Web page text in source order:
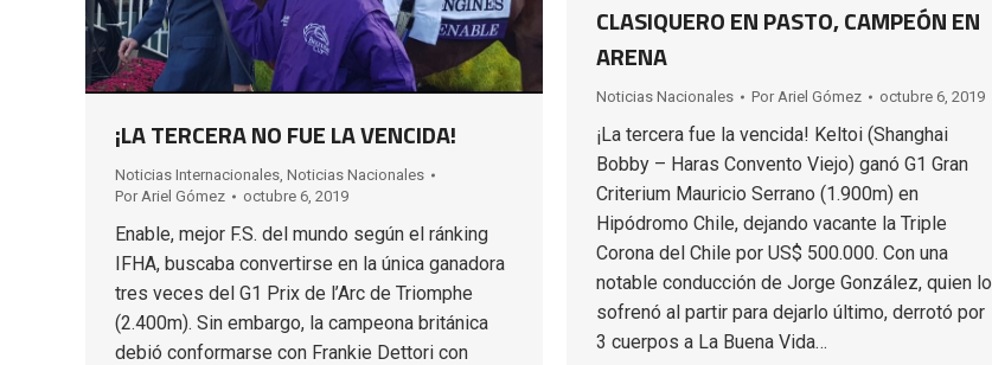
¡LA TERCERA NO FUE LA VENCIDA!
Noticias Internacionales, Noticias Nacionales
Por Ariel Gómez octubre 6, 2019
Enable, mejor F.S. del mundo según el ránking
IFHA, buscaba convertirse en la única ganadora
tres veces del G1 Prix de l’Arc de Triomphe
(2.400m). Sin embargo, la campeona británica
debió conformarse con Frankie Dettori con
CLASIQUERO EN PASTO, CAMPEÓN EN
ARENA
Noticias Nacionales Por Ariel Gómez octubre 6, 2019
¡La tercera fue la vencida! Keltoi (Shanghai
Bobby – Haras Convento Viejo) ganó G1 Gran
Criterium Mauricio Serrano (1.900m) en
Hipódromo Chile, dejando vacante la Triple
Corona del Chile por US$ 500.000. Con una
notable conducción de Jorge González, quien lo
sofrenó al partir para dejarlo último, derrotó por
3 cuerpos a La Buena Vida…